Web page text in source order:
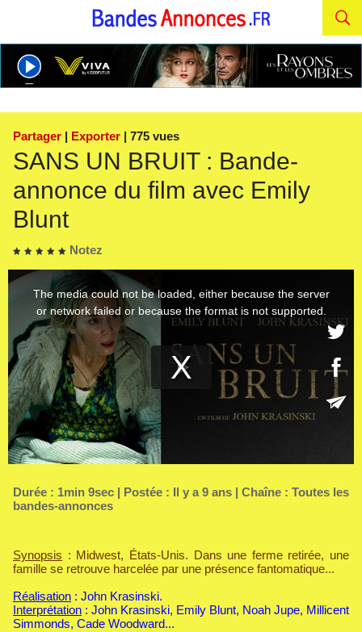
Partager | Exporter | 775 vues
SANS UN BRUIT : Bande-
annonce du film avec Emily
Blunt
Notez
Durée : 1min 9sec | Postée : Il y a 9 ans | Chaîne : Toutes les
bandes-annonces
Synopsis : Midwest, États-Unis. Dans une ferme retirée, une
famille se retrouve harcelée par une présence fantomatique...
Réalisation : John Krasinski.
Interprétation : John Krasinski, Emily Blunt, Noah Jupe, Millicent
Simmonds, Cade Woodward...